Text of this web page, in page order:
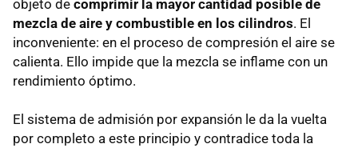
objeto de comprimir la mayor cantidad posible de
mezcla de aire y combustible en los cilindros. El
inconveniente: en el proceso de compresión el aire se
calienta. Ello impide que la mezcla se inflame con un
rendimiento óptimo.
El sistema de admisión por expansión le da la vuelta
por completo a este principio y contradice toda la